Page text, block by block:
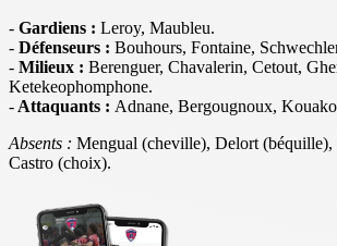
- Gardiens : Leroy, Maubleu.
- Défenseurs : Bouhours, Fontaine,
- Milieux : Berenguer, Chavalerin, Cetout,
Ketekeophomphone.
- Attaquants : Adnane, Bergougnoux,
Absents : Mengual (cheville), Delort (béquille),
Castro (choix).